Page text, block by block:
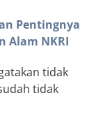
Pentingnya
Alam NKRI
tidak
tidak